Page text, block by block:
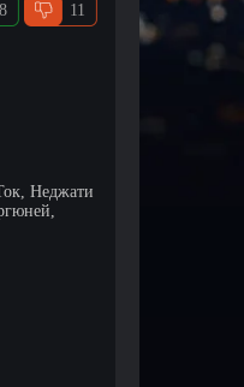
11
Неджати